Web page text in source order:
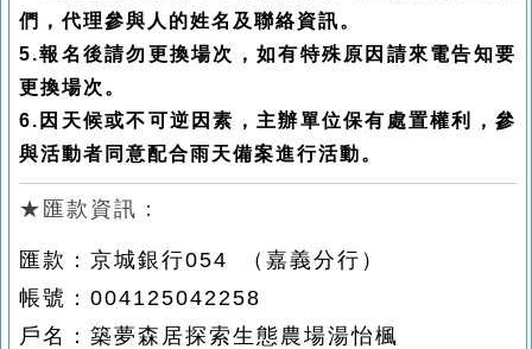
們，代理參與人的姓名及聯絡資訊。
5.報名後請勿更換場次，如有特殊原因請來電告知要
更換場次。
6.因天候或不可逆因素，主辦單位保有處置權利，參
與活動者同意配合雨天備案進行活動。
★匯款資訊：
匯款：京城銀行054 （嘉義分行）
帳號：004125042258
戶名：築夢森居探索生態農場湯怡楓